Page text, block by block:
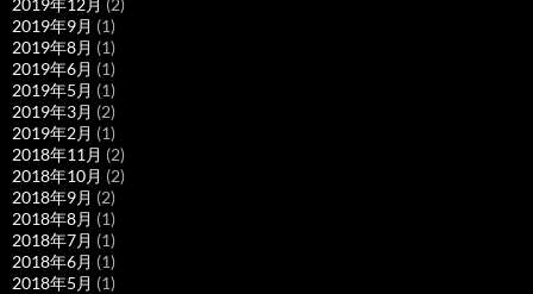
2019年9月 (1)
2019年8月 (1)
2019年6月 (1)
2019年5月 (1)
2019年3月 (2)
2019年2月 (1)
2018年11月 (2)
2018年10月 (2)
2018年9月 (2)
2018年8月 (1)
2018年7月 (1)
2018年6月 (1)
2018年5月 (1)